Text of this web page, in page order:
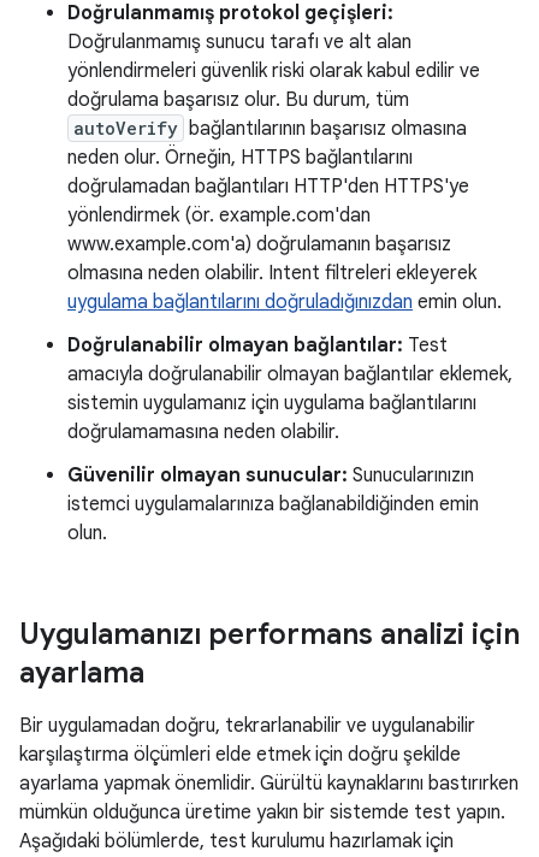
Doğrulanmamış protokol geçişleri:
Doğrulanmamış sunucu tarafı ve alt alan
yönlendirmeleri güvenlik riski olarak kabul edilir ve
doğrulama başarısız olur. Bu durum, tüm
autoVerify bağlantılarının başarısız olmasına
neden olur. Örneğin, HTTPS bağlantılarını
doğrulamadan bağlantıları HTTP'den HTTPS'ye
yönlendirmek (ör. example.com'dan
www.example.com'a) doğrulamanın başarısız
olmasına neden olabilir. Intent filtreleri ekleyerek
uygulama bağlantılarını doğruladığınızdan emin olun.
Doğrulanabilir olmayan bağlantılar: Test
amacıyla doğrulanabilir olmayan bağlantılar eklemek,
sistemin uygulamanız için uygulama bağlantılarını
doğrulamamasına neden olabilir.
Güvenilir olmayan sunucular: Sunucularınızın
istemci uygulamalarınıza bağlanabildiğinden emin
olun.
Uygulamanızı performans analizi için
ayarlama
Bir uygulamadan doğru, tekrarlanabilir ve uygulanabilir
karşılaştırma ölçümleri elde etmek için doğru şekilde
ayarlama yapmak önemlidir. Gürültü kaynaklarını bastırırken
mümkün olduğunca üretime yakın bir sistemde test yapın.
Aşağıdaki bölümlerde, test kurulumu hazırlamak için